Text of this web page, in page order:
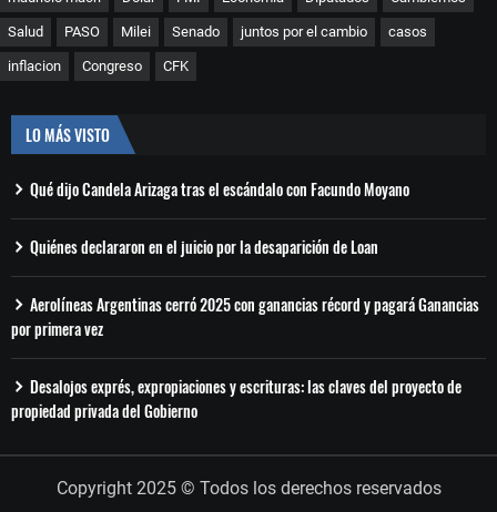
Salud PASO Milei Senado juntos por el cambio casos
inflacion Congreso CFK
LO MÁS VISTO
Qué dijo Candela Arizaga tras el escándalo con Facundo Moyano
Quiénes declararon en el juicio por la desaparición de Loan
Aerolíneas Argentinas cerró 2025 con ganancias récord y pagará Ganancias
por primera vez
Desalojos exprés, expropiaciones y escrituras: las claves del proyecto de
propiedad privada del Gobierno
Copyright 2025 © Todos los derechos reservados